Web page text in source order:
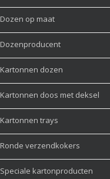
Dozen op maat
Dozenproducent
Kartonnen dozen
Kartonnen doos met deksel
Kartonnen trays
Ronde verzendkokers
Speciale kartonproducten